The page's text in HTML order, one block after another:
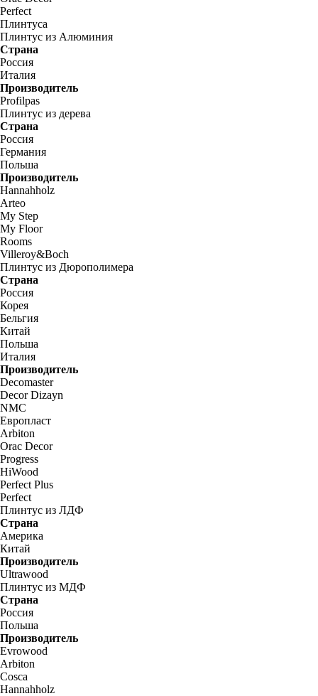
Perfect
Плинтуса
Плинтус из Алюминия
Страна
Россия
Италия
Производитель
Profilpas
Плинтус из дерева
Страна
Россия
Германия
Польша
Производитель
Hannahholz
Arteo
My Step
My Floor
Rooms
Villeroy&Boch
Плинтус из Дюрополимера
Страна
Россия
Корея
Бельгия
Китай
Польша
Италия
Производитель
Decomaster
Decor Dizayn
NMC
Европласт
Arbiton
Orac Decor
Progress
HiWood
Perfect Plus
Perfect
Плинтус из ЛДФ
Страна
Америка
Китай
Производитель
Ultrawood
Плинтус из МДФ
Страна
Россия
Польша
Производитель
Evrowood
Arbiton
Cosca
Hannahholz